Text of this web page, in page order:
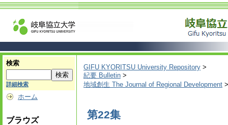
検索
詳細検索
ホーム
ブラウズ
GIFU KYORITSU University Repository >
紀要 Bulletin >
地域創生 The Journal of Regional Development >
第22集